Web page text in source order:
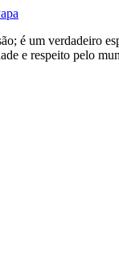
é um verdadeiro
e respeito pelo